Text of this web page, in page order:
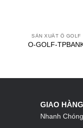
SẢN XUẤT Ô GOLF
O-GOLF-
GIAO
Nhanh